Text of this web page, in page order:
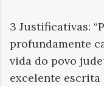
3 Justificativas:
profundamente
vida do povo
excelente